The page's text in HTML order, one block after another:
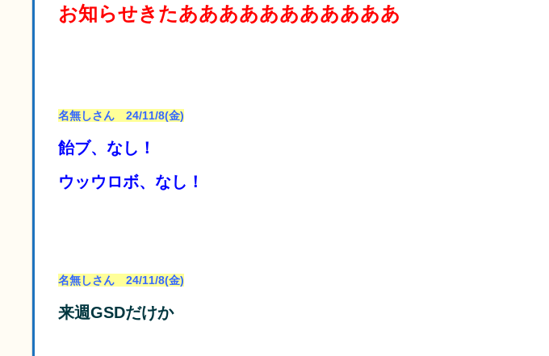
お知らせきたあああああああああああ
名無しさん 24/11/8(金)
飴ブ、なし！
ウッウロボ、なし！
名無しさん 24/11/8(金)
来週GSDだけか